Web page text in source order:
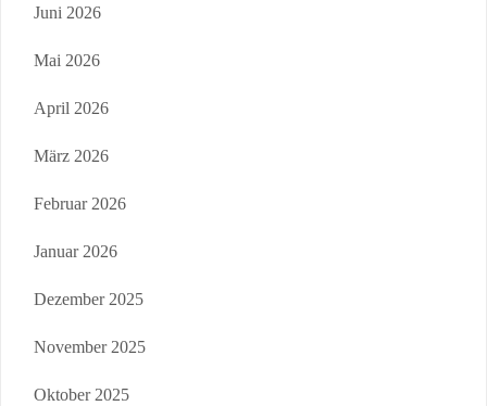
Juni 2026
Mai 2026
April 2026
März 2026
Februar 2026
Januar 2026
Dezember 2025
November 2025
Oktober 2025